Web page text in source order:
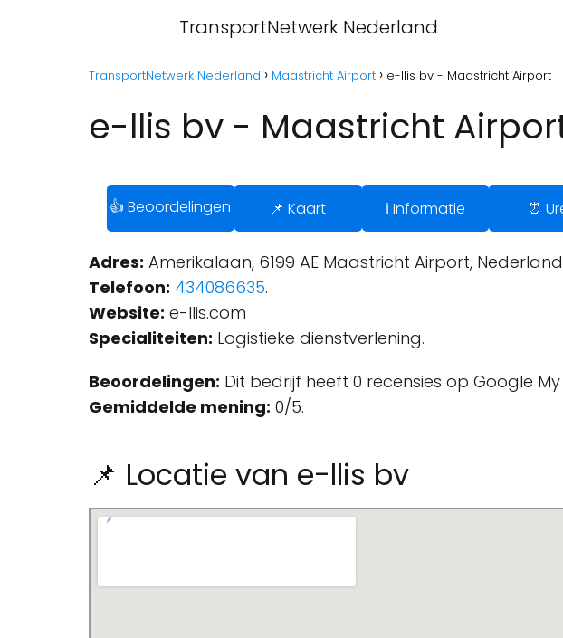
TransportNetwerk Nederland
TransportNetwerk Nederland Maastricht Airport e-llis bv - Maastricht Airport
e-llis bv - Maastricht
👍 Beoordelingen 📌 Kaart ℹ️ Informatie ⏰
Adres: Amerikalaan, 6199 AE Maastricht Airport,
Telefoon: 434086635.
Website: e-llis.com
Specialiteiten: Logistieke dienstverlening.
Beoordelingen: Dit bedrijf heeft 0 recensies op Google My
Gemiddelde mening: 0/5.
📌 Locatie van e-llis bv